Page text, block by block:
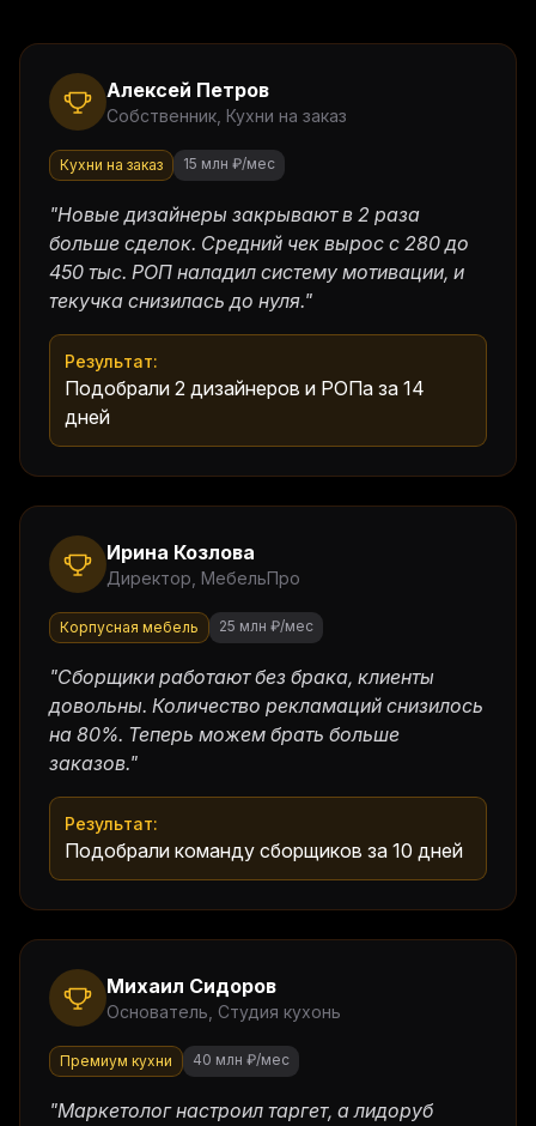
Алексей Петров
Собственник Кухни на заказ
Кухни на заказ 15 млн ₽/мес
"Новые дизайнеры закрывают в 2 раза
больше сделок. Средний чек вырос с 280 до
450 тыс. РОП наладил систему мотивации, и
текучка снизилась до нуля."
Результат:
Подобрали 2 дизайнеров и РОПа за 14
дней
Ирина Козлова
Директор МебельПро
Корпусная мебель 25 млн ₽/мес
"Сборщики работают без брака, клиенты
довольны. Количество рекламаций снизилось
на 80%. Теперь можем брать больше
заказов."
Результат:
Подобрали команду сборщиков за 10 дней
Михаил Сидоров
Основатель Студия кухонь
Премиум кухни 40 млн ₽/мес
"Маркетолог настроил таргет, а лидоруб